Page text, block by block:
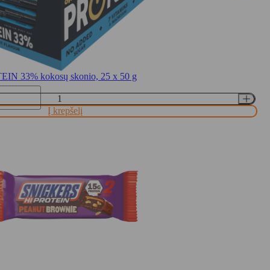
33% kokosų skonio, 25 x 50 g
Į krepšelį